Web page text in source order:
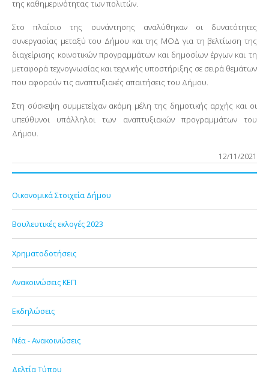
της καθημερινότητας των πολιτών.
Στο πλαίσιο της συνάντησης αναλύθηκαν οι δυνατότητες
συνεργασίας μεταξύ του Δήμου και της ΜΟΔ για τη βελτίωση της
διαχείρισης κοινοτικών προγραμμάτων και δημοσίων έργων και τη
μεταφορά τεχνογνωσίας και τεχνικής υποστήριξης σε σειρά θεμάτων
που αφορούν τις αναπτυξιακές απαιτήσεις του Δήμου.
Στη σύσκεψη συμμετείχαν ακόμη μέλη της δημοτικής αρχής και οι
υπεύθυνοι υπάλληλοι των αναπτυξιακών προγραμμάτων του
Δήμου.
12/11/2021
Οικονομικά Στοιχεία Δήμου
Βουλευτικές εκλογές 2023
Χρηματοδοτήσεις
Ανακοινώσεις ΚΕΠ
Εκδηλώσεις
Νέα - Ανακοινώσεις
Δελτία Τύπου